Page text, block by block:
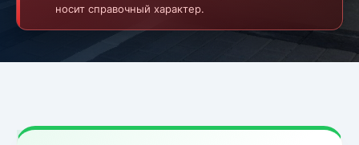
носит справочный характер.